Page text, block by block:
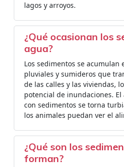
lagos y arroyos.
¿Qué ocasionan los
agua?
Los sedimentos se acumulan
pluviales y sumideros que
de las calles y las viviendas,
potencial de inundaciones.
con sedimentos se torna
los animales puedan ver el
¿Qué son los
forman?